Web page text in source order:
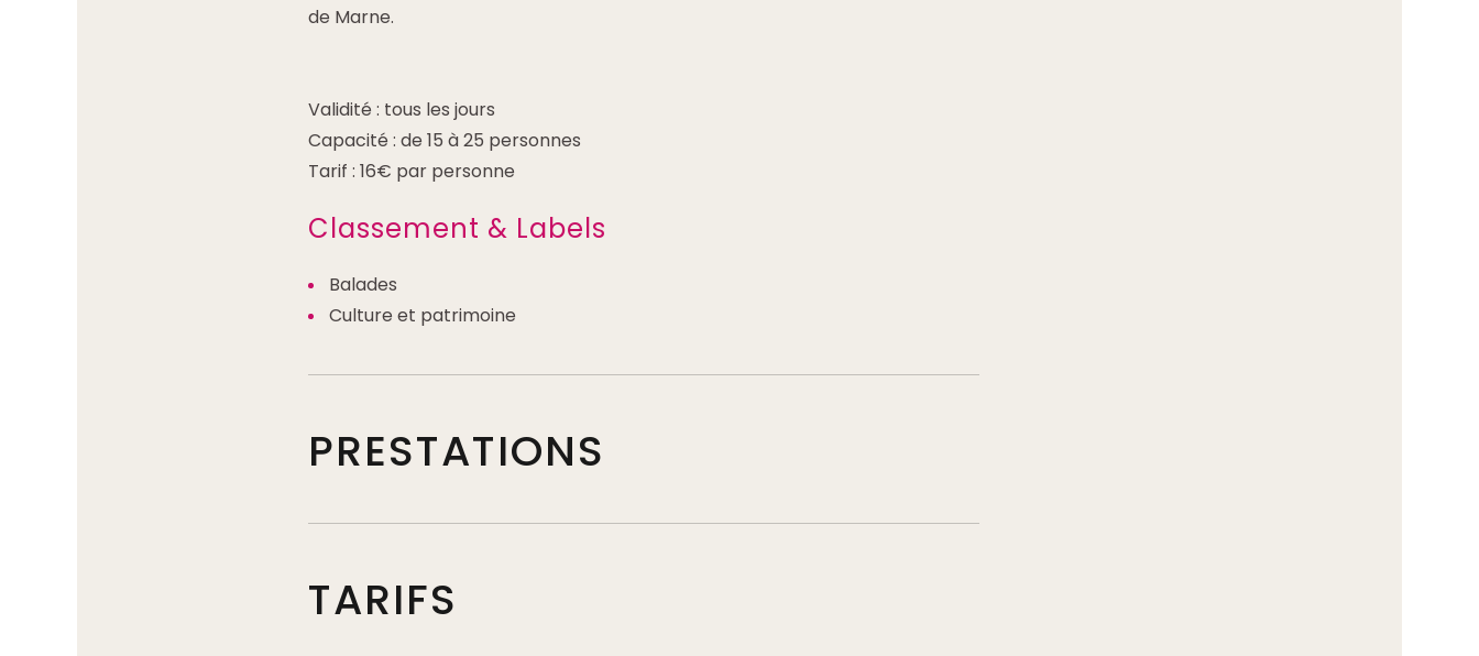
de Marne.
Validité : tous les jours
Capacité : de 15 à 25 personnes
Tarif : 16€ par personne
Classement & Labels
Balades
Culture et patrimoine
PRESTATIONS
TARIFS